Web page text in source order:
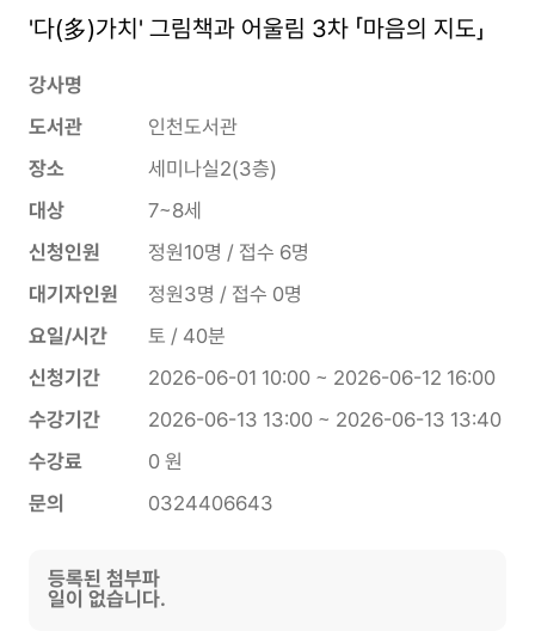
'다(多)가치' 그림책과 어울림 3차 「마음의 지도」
강사명
도서관
인천도서관
장소
세미나실2(3층)
대상
7~8세
신청인원
정원10명 / 접수 6명
대기자인원
정원3명 / 접수 0명
요일/시간
토 / 40분
신청기간
2026-06-01 10:00 ~ 2026-06-12 16:00
수강기간
2026-06-13 13:00 ~ 2026-06-13 13:40
수강료
0 원
문의
0324406643
등록된 첨부파
일이 없습니다.